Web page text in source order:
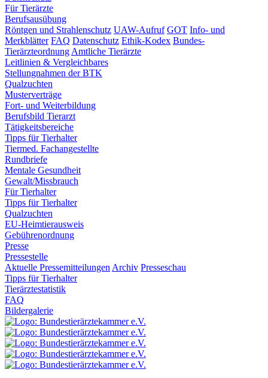
Für Tierärzte
Berufsausübung
Röntgen und Strahlenschutz UAW-Aufruf GOT Info- und
Merkblätter FAQ Datenschutz Ethik-Kodex Bundes-
Tierärzteordnung Amtliche Tierärzte
Leitlinien & Vergleichbares
Stellungnahmen der BTK
Qualzuchten
Musterverträge
Fort- und Weiterbildung
Berufsbild Tierarzt
Tätigkeitsbereiche
Tipps für Tierhalter
Tiermed. Fachangestellte
Rundbriefe
Mentale Gesundheit
Gewalt/Missbrauch
Für Tierhalter
Tipps für Tierhalter
Qualzuchten
EU-Heimtierausweis
Gebührenordnung
Presse
Pressestelle
Aktuelle Pressemitteilungen Archiv Presseschau
Tipps für Tierhalter
Tierärztestatistik
FAQ
Bildergalerie